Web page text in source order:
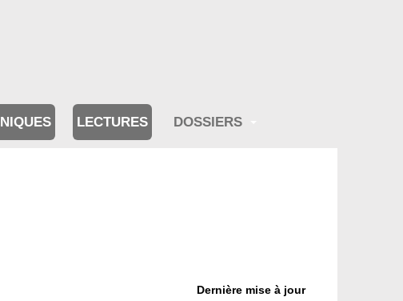
LECTURES DOSSIERS
Dernière mise à jour